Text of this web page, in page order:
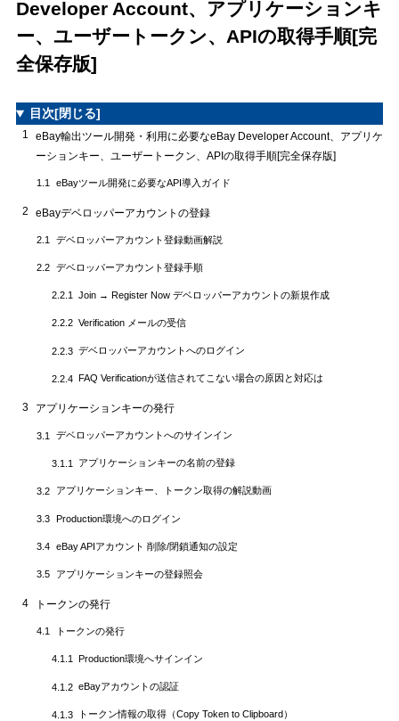
Developer Account、アプリケーションキ
ー、ユーザートークン、APIの取得手順[完
全保存版]
目次[閉じる]
1
eBay輸出ツール開発・利用に必要なeBay Developer Account、アプリケ
ーションキー、ユーザートークン、APIの取得手順[完全保存版]
1.1 eBayツール開発に必要なAPI導入ガイド
2 eBayデベロッパーアカウントの登録
2.1 デベロッパーアカウント登録動画解説
2.2 デベロッパーアカウント登録手順
2.2.1 Join → Register Now デベロッパーアカウントの新規作成
2.2.2 Verification メールの受信
2.2.3 デベロッパーアカウントへのログイン
2.2.4 FAQ Verificationが送信されてこない場合の原因と対応は
3 アプリケーションキーの発行
3.1 デベロッパーアカウントへのサインイン
3.1.1 アプリケーションキーの名前の登録
3.2 アプリケーションキー、トークン取得の解説動画
3.3 Production環境へのログイン
3.4 eBay APIアカウント 削除/閉鎖通知の設定
3.5 アプリケーションキーの登録照会
4 トークンの発行
4.1 トークンの発行
4.1.1 Production環境へサインイン
4.1.2 eBayアカウントの認証
4.1.3 トークン情報の取得（Copy Token to Clipboard）
5.4 適切なアプリケーションではない / Invalid Applicationエラー
5.5
アカウント登録が拒否されました「Your account registration was
irregularities.」
「Validation of the authentication token in API request faild」
5.7 トークンが期限切れ Auth token is hard expired, User needs to
generate a new token for this application.
5.8
トークンはアプリによって取り消されました。This token has been
flow again to general a valid token.
5.9 HTTP Error Code: 400
5.10 適切な値ではない / Invalid numeric value
5.11
SQL logic erroer Expression tree is toolarge (Maximum depth